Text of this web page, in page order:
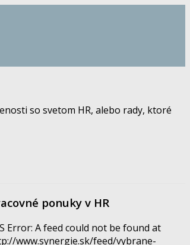
so svetom HR, alebo rady, ktoré
ponuky v HR
Error: A feed could not be found at
www.synergie.sk/feed/vybrane-